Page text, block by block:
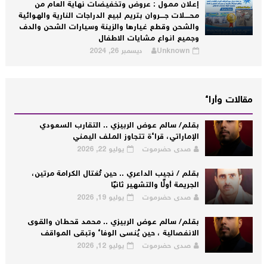
إعلان ممول : عروض وتخفيضات نهاية العام من
محــــلات جــــروان بتريم لبيع الدراجات النارية والهوائية
والشحن وقطع غيارها والزينة وسيارات الشحن والدف
وجميع انواع مشايات الاطفال
Unknown ديسمبر 26, 2024
مقالات وأراء
بقلم/ سالم عوض الربيزي .. التقارب السعودي
الإماراتي، قراءة تتجاوز الملف اليمني
صدى حضرموت يوليو 22, 2026
بقلم / نجيب الداعري .. حين تُغتال الكرامة مرتين،
الجريمة أولًا والتشهير ثانيًا
صدى حضرموت يوليو 19, 2026
بقلم/ سالم عوض الربيزي .. محمد قحطان والقوى
الانفصالية ، حين يُنسى الوفاء وتبقى المواقف
صدى حضرموت يوليو 12, 2026